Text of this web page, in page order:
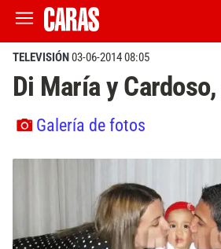
TELEVISIÓN03-06-2014 08:05
Di María y
Galería de fotos